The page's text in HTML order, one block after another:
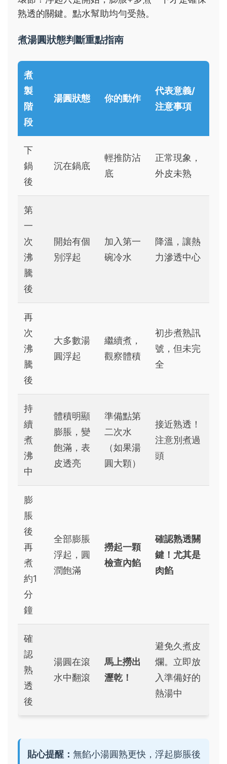
熟透的關鍵。點水幫助均勻受熱。
煮湯圓狀態判斷重點指南
煮
製
階
段
湯圓狀態 你的動作
代表意義/
注意事項
下
鍋
後
沉在鍋底
輕推防沾
底
正常現象，
外皮未熟
第
一
次
沸
騰
後
開始有個
別浮起
加入第一
碗冷水
降溫，讓熱
力滲透中心
再
次
沸
騰
後
大多數湯
圓浮起
繼續煮，
觀察體積
初步煮熟訊
號，但未完
全
持
續
煮
沸
中
體積明顯
膨脹，變
飽滿，表
皮透亮
準備點第
二次水
（如果湯
圓大顆）
接近熟透！
注意別煮過
頭
膨
脹
後
再
煮
約1
分
鐘
全部膨脹
浮起，圓
潤飽滿
撈起一顆
檢查內餡
確認熟透關
鍵！尤其是
肉餡
確
認
熟
透
後
湯圓在滾
水中翻滾
馬上撈出
瀝乾！
避免久煮皮
爛。立即放
入準備好的
熱湯中
貼心提醒： 無餡小湯圓熟更快，浮起膨脹後